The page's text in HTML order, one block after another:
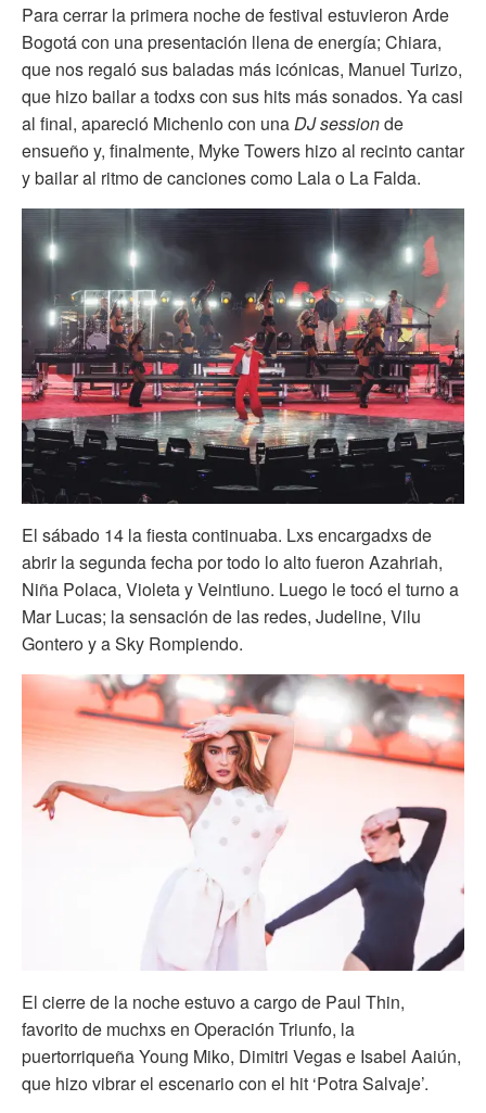
Para cerrar la primera noche de festival estuvieron Arde
Bogotá con una presentación llena de energía; Chiara,
que nos regaló sus baladas más icónicas, Manuel Turizo,
que hizo bailar a todxs con sus hits más sonados. Ya casi
al final, apareció Michenlo con unaDJ sessionde
ensueño y, finalmente, Myke Towers hizo al recinto cantar
y bailar al ritmo de canciones como Lala o La Falda.
El sábado 14 la fiesta continuaba. Lxs encargadxs de
abrir la segunda fecha por todo lo alto fueron Azahriah,
Niña Polaca, Violeta y Veintiuno. Luego le tocó el turno a
Mar Lucas; la sensación de las redes, Judeline, Vilu
Gontero y a Sky Rompiendo.
El cierre de la noche estuvo a cargo de Paul Thin,
favorito de muchxs en Operación Triunfo, la
puertorriqueña Young Miko, Dimitri Vegas e Isabel Aaiún,
que hizo vibrar el escenario con el hit ‘Potra Salvaje’.